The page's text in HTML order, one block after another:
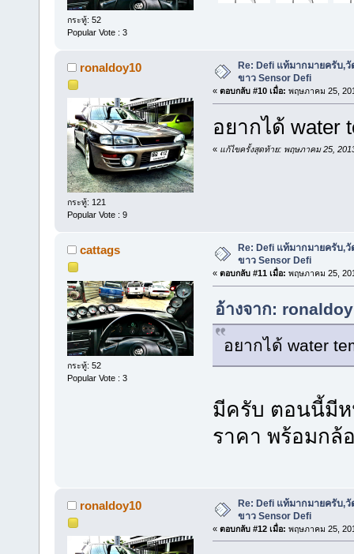
กระทู้: 52
Popular Vote : 3
ronaldoy10
กระทู้: 121
Popular Vote : 9
Re: Defi แท้มากมายครับ,
ขาว Sensor Defi
« ตอบกลับ #10 เมื่อ: พฤษภาคม 25,
อยากได้ water
« แก้ไขครั้งสุดท้าย: พฤษภาคม 25,
cattags
กระทู้: 52
Popular Vote : 3
Re: Defi แท้มากมายครับ,
ขาว Sensor Defi
« ตอบกลับ #11 เมื่อ: พฤษภาคม 25,
อ้างจาก:
อยากได้ water
มีครับ ตอนนี้มี
ราคา พร้อมกล้
ronaldoy10
Re: Defi แท้มากมายครับ,
ขาว Sensor Defi
« ตอบกลับ #12 เมื่อ: พฤษภาคม 25,